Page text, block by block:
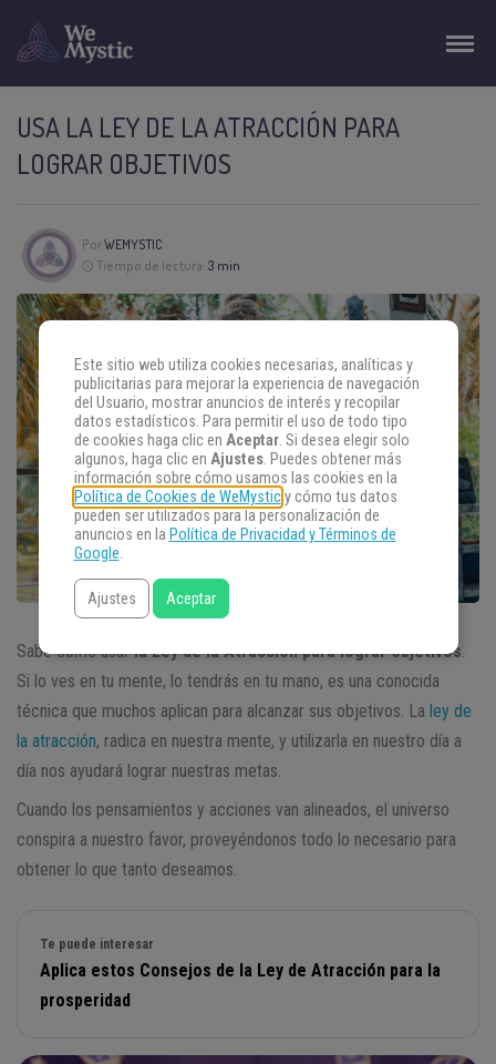
USA LA LEY DE LA ATRACCIÓN PARA
LOGRAR OBJETIVOS
PorWEMYSTIC
Tiempo de lectura: 3 min
Sabe como usarla Ley de la Atracción para lograr objetivos
Si lo ves en tu mente, lo tendrás en tu mano, es una conocida
técnica que muchos aplican para alcanzar sus objetivos. La ley de
la atracción, radica en nuestra mente, y utilizarla en nuestro día a
día nos ayudará lograr nuestras metas.
Cuando los pensamientos y acciones van alineados, el universo
conspira a nuestro favor, proveyéndonos todo lo necesario para
obtener lo que tanto deseamos.
Te puede interesar
Aplica estos Consejos de la Ley de Atracción para la
prosperidad
Este sitio web utiliza cookies necesarias, analíticas y
publicitarias para mejorar la experiencia de navegación
del Usuario, mostrar anuncios de interés y recopilar
datos estadísticos. Para permitir el uso de todo tipo
de cookies haga clic en Aceptar. Si desea elegir solo
algunos, haga clic en Ajustes. Puedes obtener más
información sobre cómo usamos las cookies en la
Política de Cookies de WeMysticy cómo tus datos
pueden ser utilizados para la personalización de
anuncios en la Política de Privacidad y Términos de
Google.
Ajustes Aceptar